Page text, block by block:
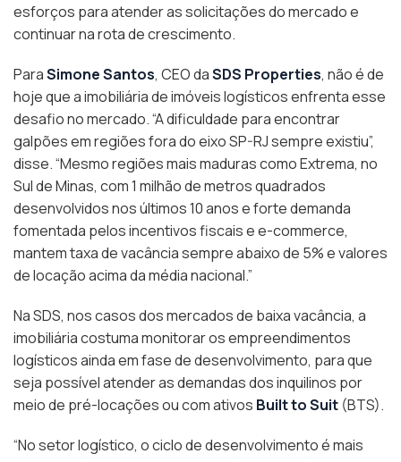
esforços para atender as solicitações do mercado e
continuar na rota de crescimento.
ParaSimone Santos, CEO daSDS Properties, não é de
hoje que a imobiliária de imóveis logísticos enfrenta esse
desafio no mercado. “A dificuldade para encontrar
galpões em regiões fora do eixo SP-RJ sempre existiu”,
disse. “Mesmo regiões mais maduras como Extrema, no
Sul de Minas, com 1 milhão de metros quadrados
desenvolvidos nos últimos 10 anos e forte demanda
fomentada pelos incentivos fiscais e e-commerce,
mantem taxa de vacância sempre abaixo de 5% e valores
de locação acima da média nacional.”
Na SDS, nos casos dos mercados de baixa vacância, a
imobiliária costuma monitorar os empreendimentos
logísticos ainda em fase de desenvolvimento, para que
seja possível atender as demandas dos inquilinos por
meio de pré-locações ou com ativos Built to Suit (BTS).
“No setor logístico, o ciclo de desenvolvimento é mais